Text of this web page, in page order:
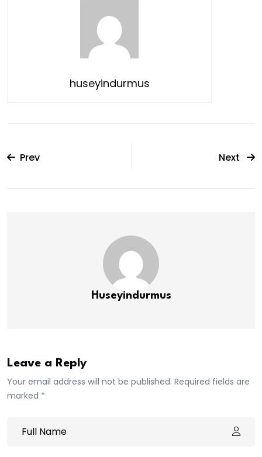
huseyindurmus
Prev Next
Huseyindurmus
Leave a Reply
Your email address will not be published. Required fields are
marked *